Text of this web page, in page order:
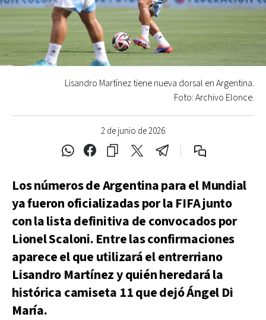
2 de junio de 2026
Lisandro Martínez tiene nueva dorsal en Argentina.
Foto: Archivo Elonce.
Los números de Argentina para el Mundial
ya fueron oficializadas por la FIFA junto
con la lista definitiva de convocados por
Lionel Scaloni. Entre las confirmaciones
aparece el que utilizará el entrerriano
Lisandro Martínez y quién heredará la
histórica camiseta 11 que dejó Ángel Di
María.